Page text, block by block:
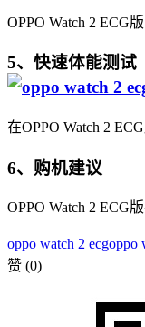
OPPO Watch 2 ECG
5、快速体能测试
在OPPO Watch 2
6、购机建议
OPPO Watch 2 ECG
oppo watch 2 ecgoppo
赞 (0)